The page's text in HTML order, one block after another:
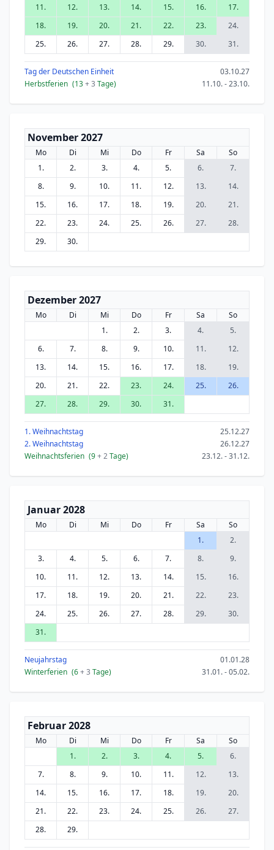
11. 12. 13. 14. 15. 16.
17.
18.
19. 20. 21. 22. 23.
24.
25.
26. 27. 28. 29. 30. 31.
Tag der Deutschen Einheit
03.10.27
Herbstferien (13+ 3 Tage) 11.10. - 23.10.
November 2027
Mo Di Mi Do Fr Sa
So
1.
2. 3. 4. 5. 6.
7.
8.
9. 10. 11. 12. 13.
14.
15.
16. 17. 18. 19. 20.
21.
22.
23. 24. 25. 26. 27.
28.
29.
30.
Dezember 2027
Mo Di Mi Do Fr Sa
So
1.
2. 3. 4.
5.
6.
7. 8. 9. 10. 11.
12.
13.
14. 15. 16. 17. 18.
19.
20.
21. 22. 23. 24. 25.
26.
27.
28. 29. 30. 31.
1. Weihnachtstag
25.12.27
2. Weihnachtstag
26.12.27
Weihnachtsferien (9+ 2Tage) 23.12. - 31.12.
Januar 2028
Mo Di Mi Do Fr Sa
So
1.
2.
3.
4. 5. 6. 7. 8.
9.
10.
11. 12. 13. 14. 15.
16.
17.
18. 19. 20. 21. 22.
23.
24.
25. 26. 27. 28. 29.
30.
31.
Neujahrstag
01.01.28
Winterferien (6+ 3 Tage) 31.01. - 05.02.
Februar 2028
Mo Di Mi Do Fr Sa
So
1.
2. 3. 4. 5.
6.
7.
8. 9. 10. 11. 12.
13.
14.
15. 16. 17. 18. 19.
20.
21.
22. 23. 24. 25. 26.
27.
28.
29.